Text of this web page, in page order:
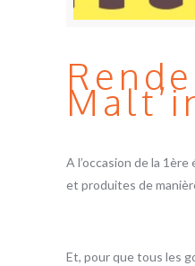
A l’occasion de la 1ère
et produites de
Et, pour que tous les